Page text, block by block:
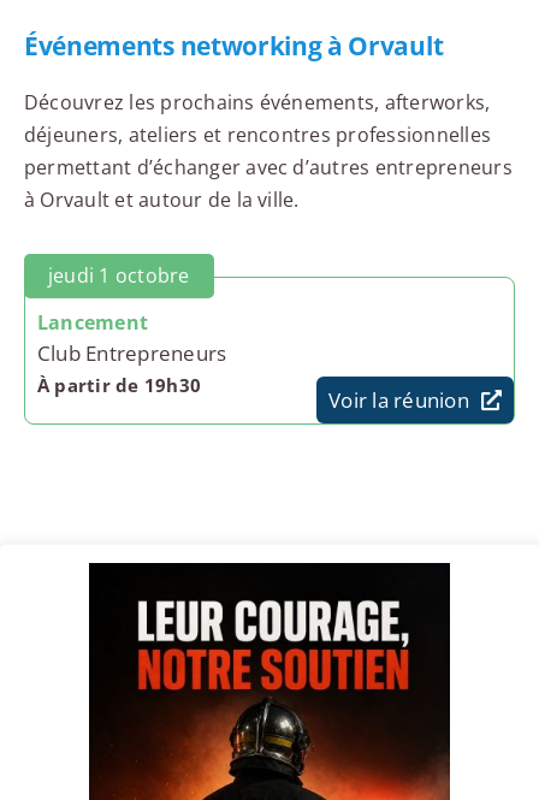
Événements networking à Orvault
Découvrez les prochains événements, afterworks,
déjeuners, ateliers et rencontres professionnelles
permettant d’échanger avec d’autres entrepreneurs
à Orvault et autour de la ville.
jeudi 1 octobre
Lancement
Club Entrepreneurs
À partir de 19h30
Voir la réunion